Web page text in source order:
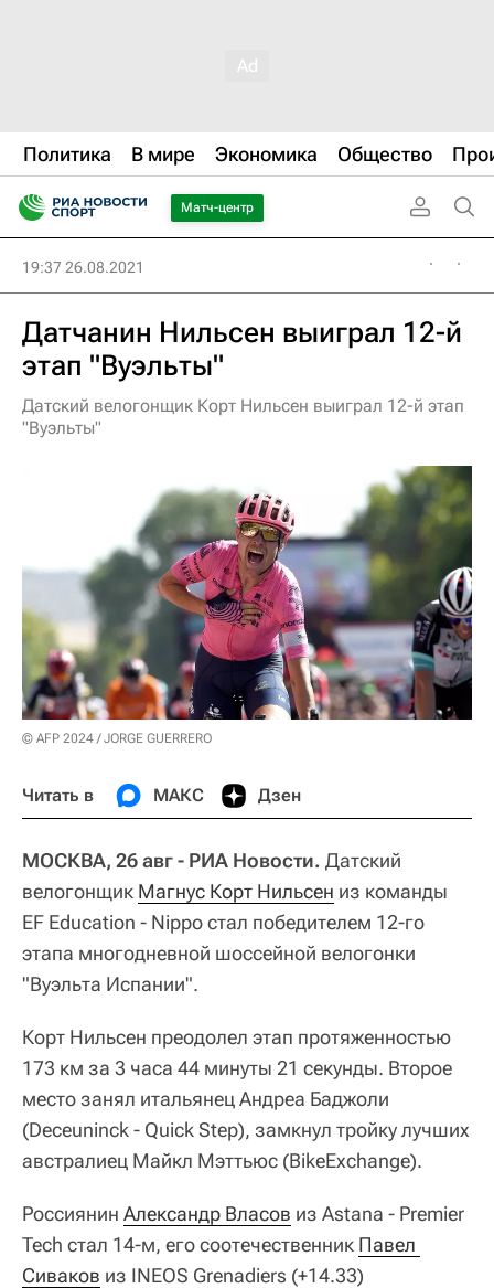
Политика В мире Экономика Общество
Матч-центр
19:37 26.08.2021
Датчанин Нильсен выиграл 12-й
этап "Вуэльты"
Датский велогонщик Корт Нильсен выиграл 12-й этап
"Вуэльты"
© AFP 2024 / JORGE GUERRERO
Читать в МАКС Дзен
МОСКВА, 26 авг - РИА Новости. Датский
велогонщик Магнус Корт Нильсен из команды
EF Education - Nippo стал победителем 12-го
этапа многодневной шоссейной велогонки
"Вуэльта Испании".
Корт Нильсен преодолел этап протяженностью
173 км за 3 часа 44 минуты 21 секунды. Второе
место занял итальянец Андреа Баджоли
(Deceuninck - Quick Step), замкнул тройку лучших
австралиец Майкл Мэттьюс (BikeExchange).
Россиянин Александр Власов из Astana - Premier
Tech стал 14-м, его соотечественник Павел
Сиваков из INEOS Grenadiers (+14.33)